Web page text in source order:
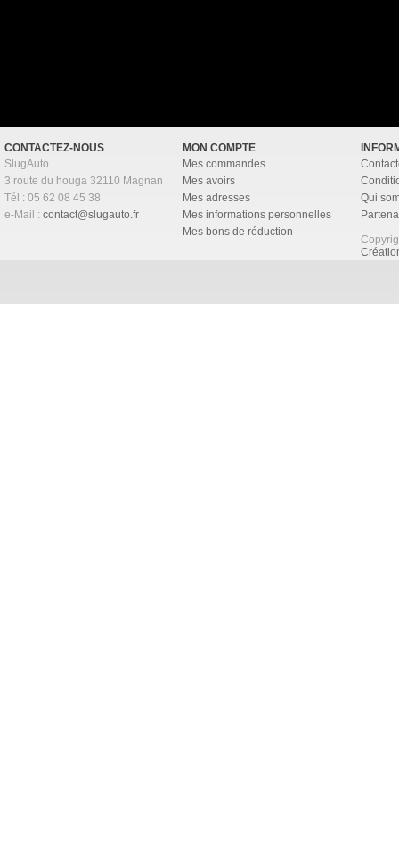
CONTACTEZ-NOUS
SlugAuto
3 route du houga 32110 Magnan
Tél : 05 62 08 45 38
e-Mail : contact@slugauto.fr
MON COMPTE
Mes commandes
Mes avoirs
Mes adresses
Mes informations personnelles
Mes bons de réduction
Qui